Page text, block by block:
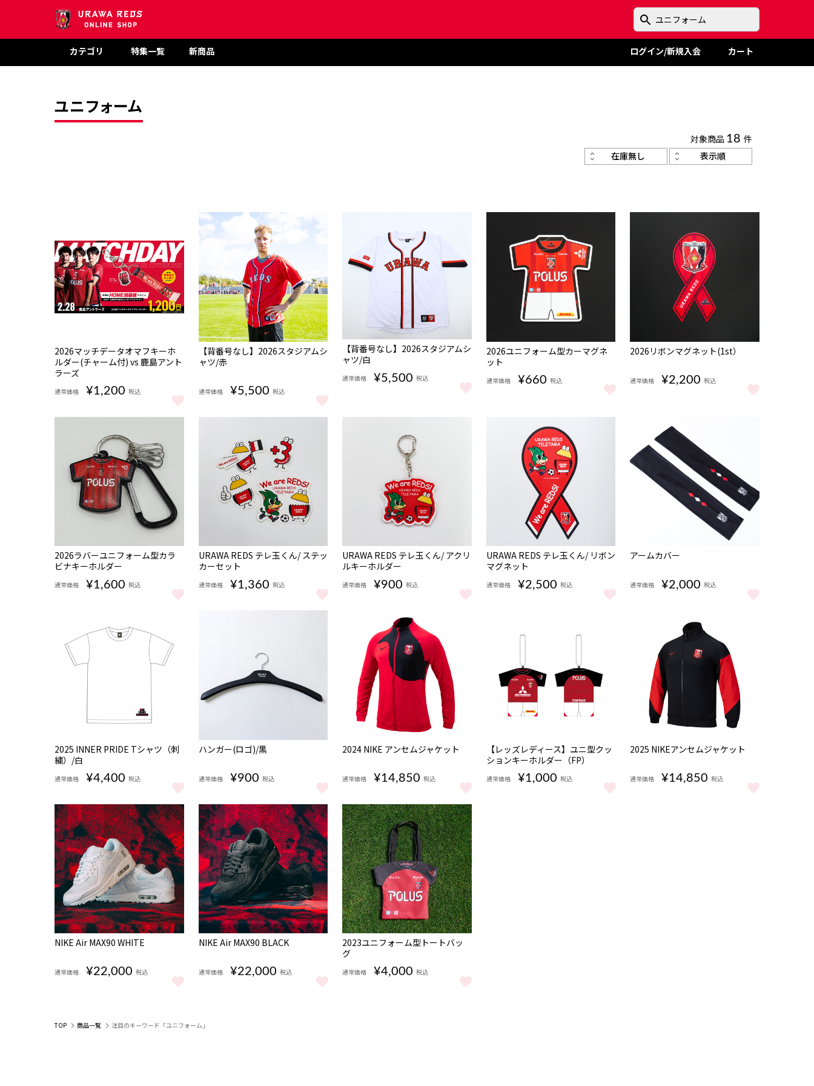
カテゴリ 特集一覧 新商品 ログイン/新規入会 カート
ユニフォーム
対象商品 18 件
在庫無し
表示順
完売
2026マッチデータオマフキーホ
ルダー(チャーム付) vs 鹿島アント
ラーズ
通常価格 ¥1,200 税込
2026マッチデータオマフキーホルダー(チャーム付) vs 鹿島アントラーズ をもっと見る
完売
【背番号なし】2026スタジアムシ
ャツ/赤
通常価格 ¥5,500 税込
【背番号なし】2026スタジアムシャツ/赤 をもっと見る
完売
【背番号なし】2026スタジアムシ
ャツ/白
通常価格 ¥5,500 税込
【背番号なし】2026スタジアムシャツ/白 をもっと見る
完売
2026ユニフォーム型カーマグネ
ット
通常価格 ¥660 税込
2026ユニフォーム型カーマグネット をもっと見る
完売
2026リボンマグネット(1st）
通常価格 ¥2,200 税込
2026リボンマグネット(1st） をもっと見る
完売
2026ラバーユニフォーム型カラ
ビナキーホルダー
通常価格 ¥1,600 税込
2026ラバーユニフォーム型カラビナキーホルダー をもっと見る
完売
URAWA REDS テレ玉くん/ ステッ
カーセット
通常価格 ¥1,360 税込
URAWA REDS テレ玉くん/ ステッカーセット をもっと見る
完売
URAWA REDS テレ玉くん/ アクリ
ルキーホルダー
通常価格 ¥900 税込
URAWA REDS テレ玉くん/ アクリルキーホルダー をもっと見る
完売
URAWA REDS テレ玉くん/ リボン
マグネット
通常価格 ¥2,500 税込
URAWA REDS テレ玉くん/ リボンマグネット をもっと見る
アームカバー
通常価格 ¥2,000 税込
完売
2025 INNER PRIDE Tシャツ（刺
繍）/白
通常価格 ¥4,400 税込
2025 INNER PRIDE Tシャツ（刺繍）/白 をもっと見る
ハンガー(ロゴ)/黒
通常価格 ¥900 税込
ハンガー(ロゴ)/黒 をもっと見る
完売
2024 NIKE アンセムジャケット
通常価格 ¥14,850 税込
2024 NIKE アンセムジャケット をもっと見る
完売
【レッズレディース】ユニ型クッ
ションキーホルダー（FP）
通常価格 ¥1,000 税込
【レッズレディース】ユニ型クッションキーホルダー（FP） をもっと見る
入荷待ち
2025 NIKEアンセムジャケット
通常価格 ¥14,850 税込
2025 NIKEアンセムジャケット をもっと見る
完売
NIKE Air MAX90 WHITE
通常価格 ¥22,000 税込
NIKE Air MAX90 WHITE をもっと見る
完売
NIKE Air MAX90 BLACK
通常価格 ¥22,000 税込
NIKE Air MAX90 BLACK をもっと見る
完売
2023ユニフォーム型トートバッ
グ
通常価格 ¥4,000 税込
2023ユニフォーム型トートバッグ をもっと見る
TOP 商品一覧 注目のキーワード「ユニフォーム」